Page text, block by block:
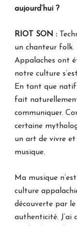
aujourd’hui ?
RIOT SON :
un chanteur folk.
Appalaches ont
notre culture
En tant que natif
fait
communiquer.
certaine
un art de vivre
musique.
Ma musique
culture
découverte par
authenticité. J’ai